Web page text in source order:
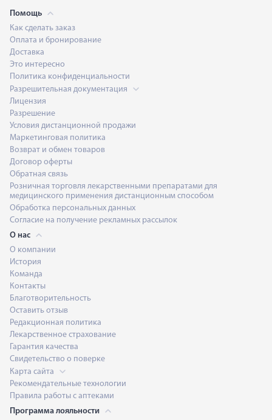
Помощь
Как сделать заказ
Оплата и бронирование
Доставка
Это интересно
Политика конфиденциальности
Разрешительная документация
Лицензия
Разрешение
Условия дистанционной продажи
Маркетинговая политика
Возврат и обмен товаров
Договор оферты
Обратная связь
Розничная торговля лекарственными препаратами для
медицинского применения дистанционным способом
Обработка персональных данных
Согласие на получение рекламных рассылок
О нас
О компании
История
Команда
Контакты
Благотворительность
Оставить отзыв
Редакционная политика
Лекарственное страхование
Гарантия качества
Свидетельство о поверке
Карта сайта
Рекомендательные технологии
Правила работы с аптеками
Программа лояльности